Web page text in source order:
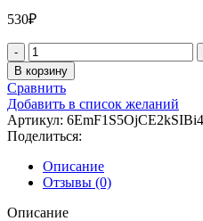
530₽
Количество
товара
HYVST
Соединение
P
NPT
1/4"
NPT
3/8"
CST
арт.300204
В корзину
Сравнить
Добавить в список желаний
Артикул:
Поделиться:
Описание
Отзывы (0)
Описание